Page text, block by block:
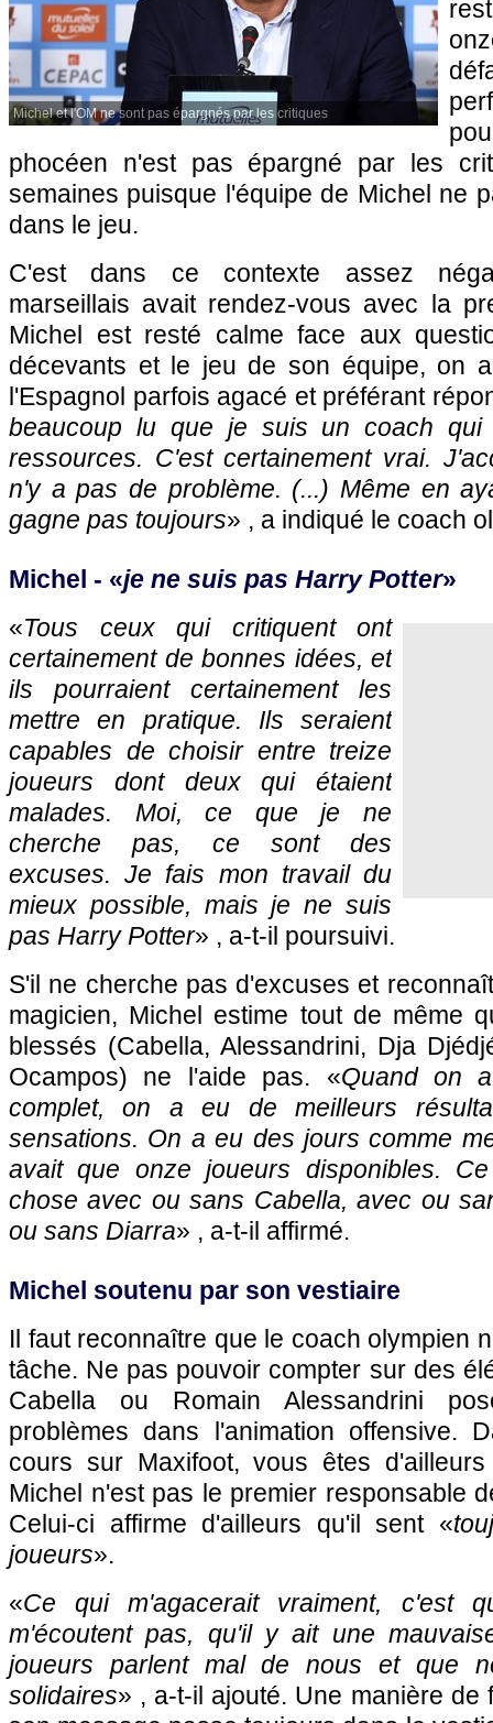
Michel et l'OM ne sont pas épargnés par les critiques
phocéen n'est pas épargné par les
semaines puisque l'équipe de Michel ne
dans le jeu.
C'est dans ce contexte assez
marseillais avait rendez-vous avec la
Michel est resté calme face aux
décevants et le jeu de son équipe, on
l'Espagnol parfois agacé et préférant
beaucoup lu que je suis un coach qui
ressources. C'est certainement vrai.
n'y a pas de problème. (...) Même en
gagne pas toujours» , a indiqué le coach
Michel - «je ne suis pas Harry Potter»
«Tous ceux qui critiquent ont
certainement de bonnes idées, et
ils pourraient certainement les
mettre en pratique. Ils seraient
capables de choisir entre treize
joueurs dont deux qui étaient
malades. Moi, ce que je ne
cherche pas, ce sont des
excuses. Je fais mon travail du
mieux possible, mais je ne suis
pas Harry Potter» , a-t-il poursuivi.
S'il ne cherche pas d'excuses et
magicien, Michel estime tout de même
blessés (Cabella, Alessandrini, Dja
Ocampos) ne l'aide pas. «Quand on
complet, on a eu de meilleurs
sensations. On a eu des jours comme
avait que onze joueurs disponibles.
chose avec ou sans Cabella, avec ou
ou sans Diarra» , a-t-il affirmé.
Michel soutenu par son vestiaire
Il faut reconnaître que le coach olympien
tâche. Ne pas pouvoir compter sur des
Cabella ou Romain Alessandrini
problèmes dans l'animation offensive.
cours sur Maxifoot, vous êtes
Michel n'est pas le premier responsable
Celui-ci affirme d'ailleurs qu'il sent «
joueurs».
«Ce qui m'agacerait vraiment, c'est
m'écoutent pas, qu'il y ait une
joueurs parlent mal de nous et que
solidaires» , a-t-il ajouté. Une manière de